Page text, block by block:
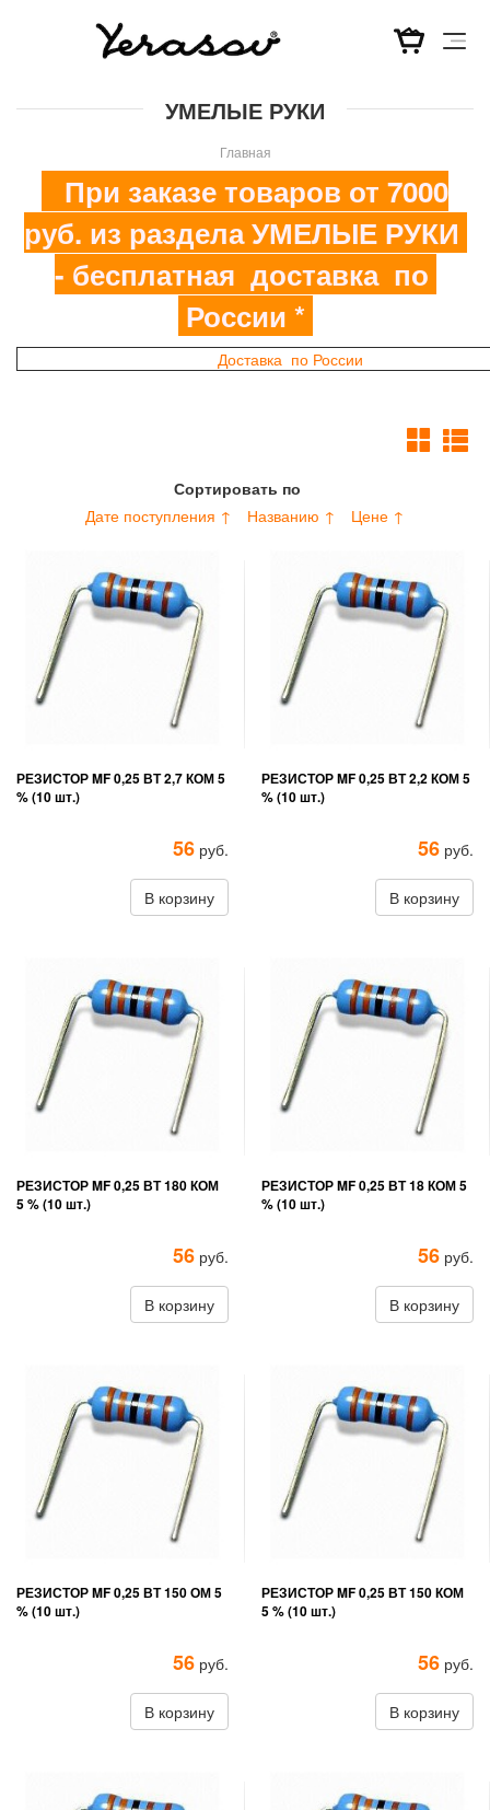
УМЕЛЫЕ РУКИ
Главная
При заказе товаров от 7000
руб. из раздела УМЕЛЫЕ РУКИ
- бесплатная доставка по
России *
Доставка по России
Сортировать по
Дате поступления ↑
Названию ↑ Цене ↑
РЕЗИСТОР MF 0,25 ВТ 2,7 КОМ 5
% (10 шт.)
56 руб.
В корзину
РЕЗИСТОР MF 0,25 ВТ 2,2 КОМ 5
% (10 шт.)
56 руб.
В корзину
РЕЗИСТОР MF 0,25 ВТ 180 КОМ
5 % (10 шт.)
56 руб.
В корзину
РЕЗИСТОР MF 0,25 ВТ 18 КОМ 5
% (10 шт.)
56 руб.
В корзину
РЕЗИСТОР MF 0,25 ВТ 150 ОМ 5
% (10 шт.)
56 руб.
В корзину
РЕЗИСТОР MF 0,25 ВТ 150 КОМ
5 % (10 шт.)
56 руб.
В корзину